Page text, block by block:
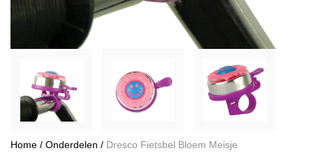
Home / Onderdelen / Dresco Fietsbel Bloem Meisje